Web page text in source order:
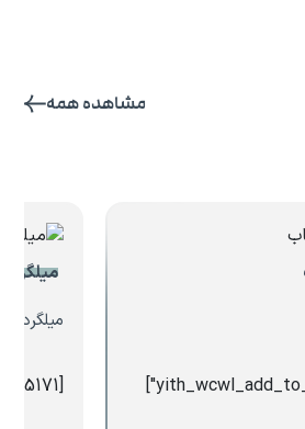
مشاهده همه
میلگرد ۱۴ کیان ابهر
میلگرد،
[yith_wcwl_add_to_wishlist id="5171"]